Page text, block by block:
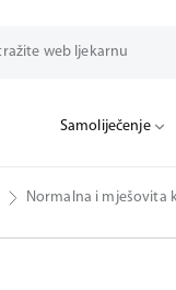
Samoliječenje
Normalna i mješovita